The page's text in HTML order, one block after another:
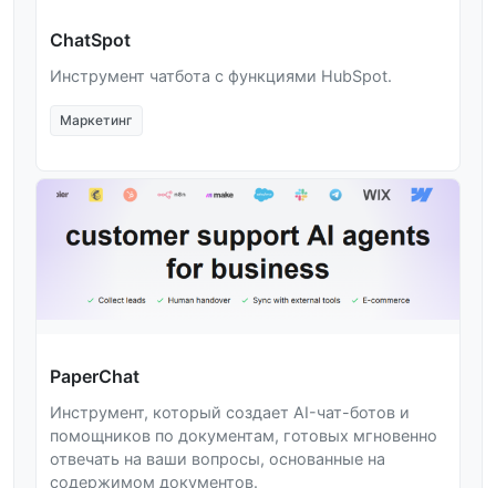
ChatSpot
Инструмент чатбота с функциями HubSpot.
Маркетинг
PaperChat
Инструмент, который создает AI-чат-ботов и
помощников по документам, готовых мгновенно
отвечать на ваши вопросы, основанные на
содержимом документов.